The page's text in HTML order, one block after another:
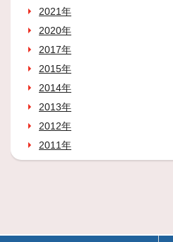
2021年
2020年
2017年
2015年
2014年
2013年
2012年
2011年